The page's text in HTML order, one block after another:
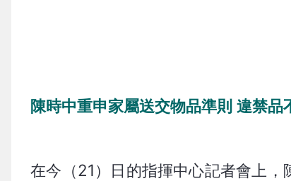
陳時中重申家屬送交物品準則 違禁品
在今（21）日的指揮中心記者會上